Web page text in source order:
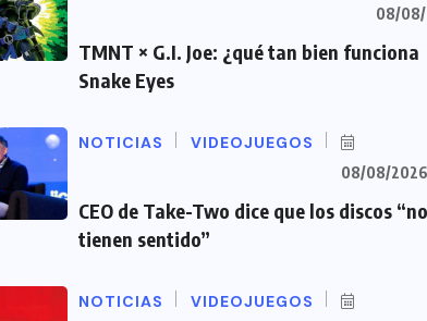
08/
TMNT × G.I. Joe: ¿qué tan bien funciona
Snake Eyes
NOTICIAS VIDEOJUEGOS
08/08/2026
CEO de Take-Two dice que los discos “no
tienen sentido”
NOTICIAS VIDEOJUEGOS